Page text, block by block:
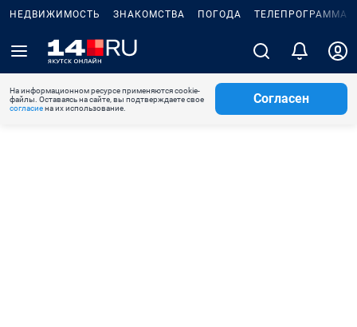
НЕДВИЖИМОСТЬ ЗНАКОМСТВА ПОГОДА ТЕЛЕПРОГРАММА
На информационном ресурсе применяются cookie-
файлы. Оставаясь на сайте, вы подтверждаете свое
согласиена их использование.
Согласен